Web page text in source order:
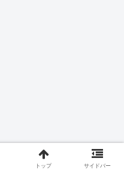
トップ サイドバー